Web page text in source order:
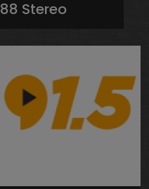
88 Stereo